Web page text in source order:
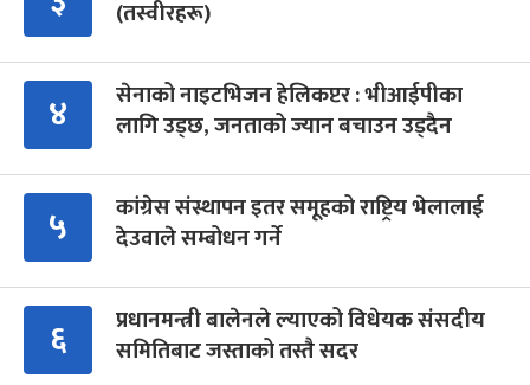
(तस्वीरहरू)
४
सेनाको नाइटभिजन हेलिकप्टर : भीआईपीका
लागि उड्छ, जनताको ज्यान बचाउन उड्दैन
५
कांग्रेस संस्थापन इतर समूहको राष्ट्रिय भेलालाई
देउवाले सम्बोधन गर्ने
६
प्रधानमन्त्री बालेनले ल्याएको विधेयक संसदीय
समितिबाट जस्ताको तस्तै सदर